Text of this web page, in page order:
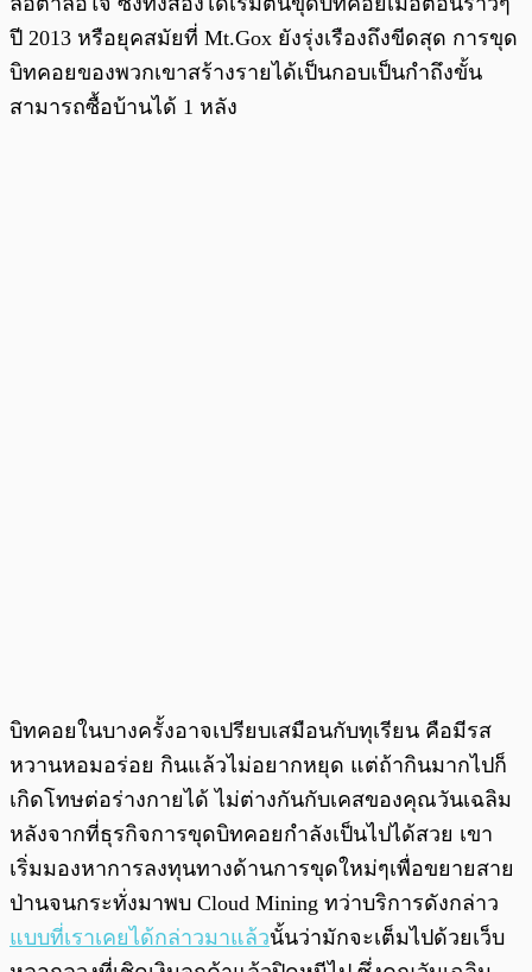
ปี 2013 หรือยุคสมัยที่ Mt.Gox ยังรุ่งเรืองถึงขีดสุด การขุด
บิทคอยของพวกเขาสร้างรายได้เป็นกอบเป็นกำถึงขั้น
สามารถซื้อบ้านได้ 1 หลัง
บิทคอยในบางครั้งอาจเปรียบเสมือนกับทุเรียน คือมีรส
หวานหอมอร่อย กินแล้วไม่อยากหยุด แต่ถ้ากินมากไปก็
เกิดโทษต่อร่างกายได้ ไม่ต่างกันกับเคสของคุณวันเฉลิม
หลังจากที่ธุรกิจการขุดบิทคอยกำลังเป็นไปได้สวย เขา
เริ่มมองหาการลงทุนทางด้านการขุดใหม่ๆเพื่อขยายสาย
ป่านจนกระทั่งมาพบ Cloud Mining ทว่าบริการดังกล่าว
แบบที่เราเคยได้กล่าวมาแล้วนั้นว่ามักจะเต็มไปด้วยเว็บ